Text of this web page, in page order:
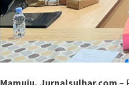
Mamuju, Jurnalsulbar.com –